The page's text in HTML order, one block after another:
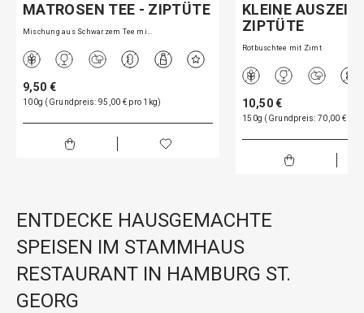
MATROSEN TEE - ZIPTÜTE
Mischung aus Schwarzem Tee mi…
9,50 €
100g (Grundpreis: 95,00 € pro 1kg)
KLEINE AUSZEIT
ZIPTÜTE
Rotbuschtee mit Zimt
10,50 €
150g (Grundpreis: 70,00 € pro
ENTDECKE HAUSGEMACHTE
SPEISEN IM STAMMHAUS
RESTAURANT IN HAMBURG ST.
GEORG